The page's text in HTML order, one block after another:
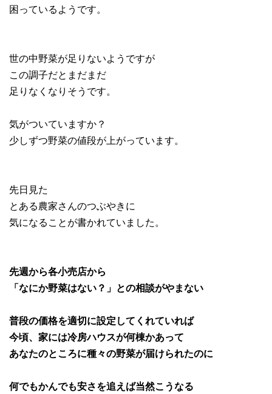
困っているようです。
世の中野菜が足りないようですが
この調子だとまだまだ
足りなくなりそうです。
気がついていますか？
少しずつ野菜の値段が上がっています。
先日見た
とある農家さんのつぶやきに
気になることが書かれていました。
先週から各小売店から
「なにか野菜はない？」との相談がやまない
普段の価格を適切に設定してくれていれば
今頃、家には冷房ハウスが何棟かあって
あなたのところに種々の野菜が届けられたのに
何でもかんでも安さを追えば当然こうなる